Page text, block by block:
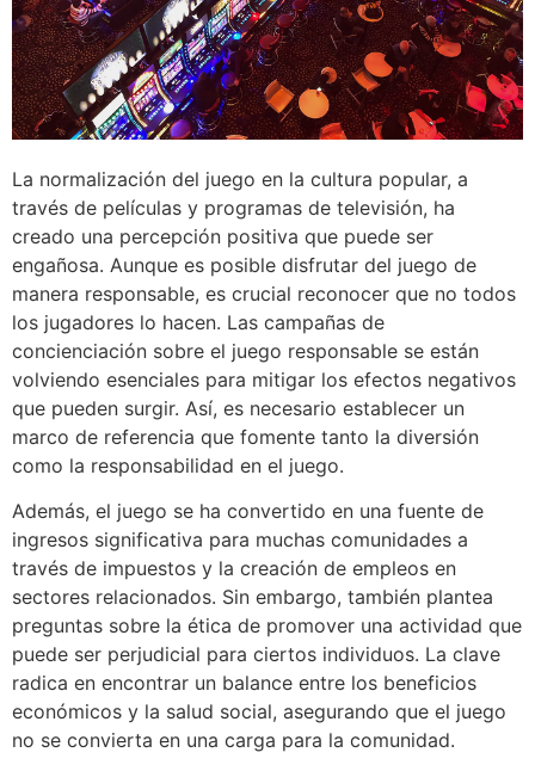
La normalización del juego en la cultura popular, a
través de películas y programas de televisión, ha
creado una percepción positiva que puede ser
engañosa. Aunque es posible disfrutar del juego de
manera responsable, es crucial reconocer que no todos
los jugadores lo hacen. Las campañas de
concienciación sobre el juego responsable se están
volviendo esenciales para mitigar los efectos negativos
que pueden surgir. Así, es necesario establecer un
marco de referencia que fomente tanto la diversión
como la responsabilidad en el juego.
Además, el juego se ha convertido en una fuente de
ingresos significativa para muchas comunidades a
través de impuestos y la creación de empleos en
sectores relacionados. Sin embargo, también plantea
preguntas sobre la ética de promover una actividad que
puede ser perjudicial para ciertos individuos. La clave
radica en encontrar un balance entre los beneficios
económicos y la salud social, asegurando que el juego
no se convierta en una carga para la comunidad.